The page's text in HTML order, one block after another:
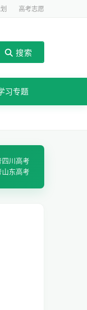
高考志愿
搜索
习专题
四川高考
山东高考